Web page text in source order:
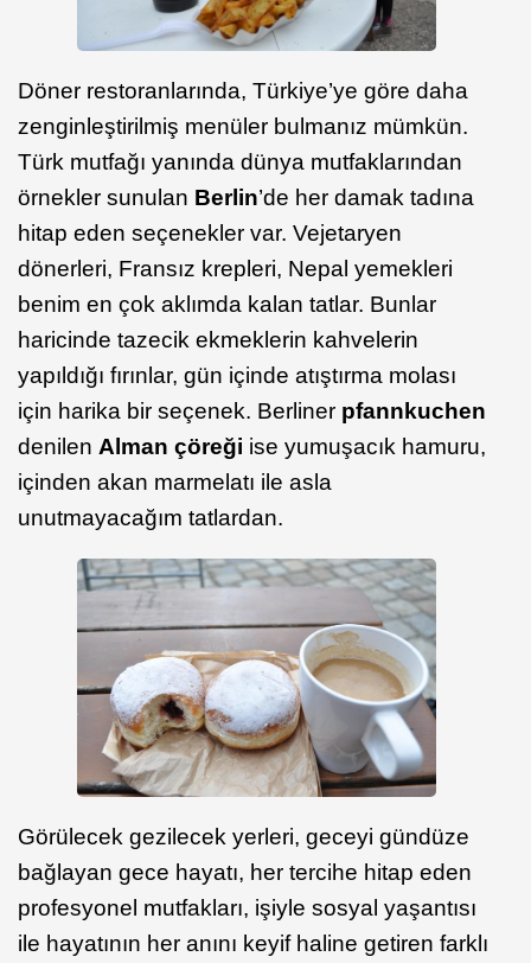
Döner restoranlarında, Türkiye’ye göre daha
zenginleştirilmiş menüler bulmanız mümkün.
Türk mutfağı yanında dünya mutfaklarından
örnekler sunulan Berlin’de her damak tadına
hitap eden seçenekler var. Vejetaryen
dönerleri, Fransız krepleri, Nepal yemekleri
benim en çok aklımda kalan tatlar. Bunlar
haricinde tazecik ekmeklerin kahvelerin
yapıldığı fırınlar, gün içinde atıştırma molası
için harika bir seçenek. Berliner pfannkuchen
denilen Alman çöreği ise yumuşacık hamuru,
içinden akan marmelatı ile asla
unutmayacağım tatlardan.
Görülecek gezilecek yerleri, geceyi gündüze
bağlayan gece hayatı, her tercihe hitap eden
profesyonel mutfakları, işiyle sosyal yaşantısı
ile hayatının her anını keyif haline getiren farklı